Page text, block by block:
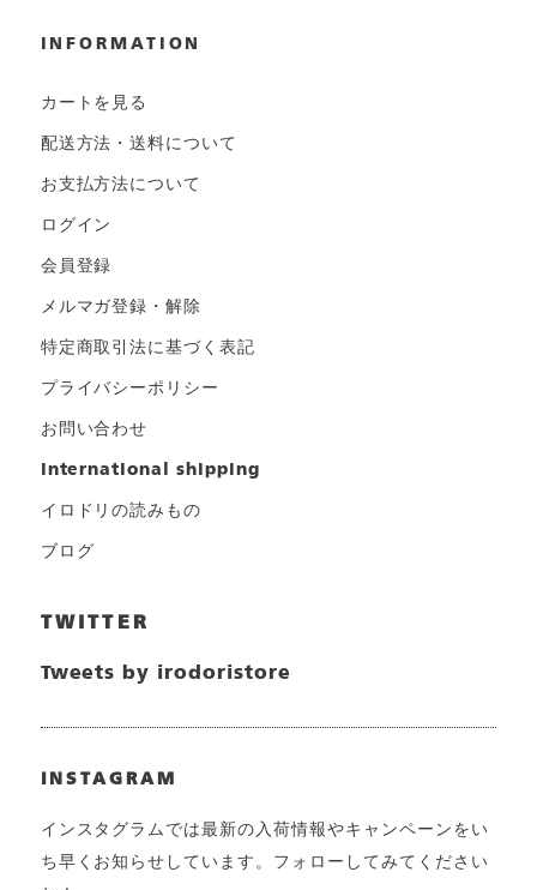
INFORMATION
カートを見る
配送方法・送料について
お支払方法について
ログイン
会員登録
メルマガ登録・解除
特定商取引法に基づく表記
プライバシーポリシー
お問い合わせ
international shipping
イロドリの読みもの
ブログ
TWITTER
Tweets by irodoristore
INSTAGRAM
インスタグラムでは最新の入荷情報やキャンペーンをい
ち早くお知らせしています。フォローしてみてください